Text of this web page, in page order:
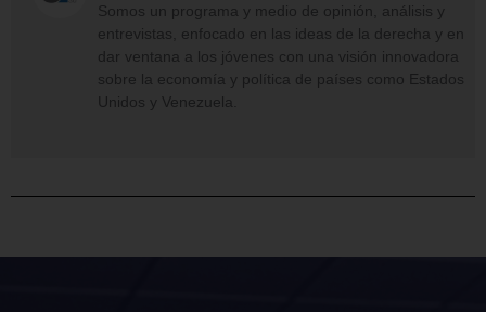
Somos un programa y medio de opinión, análisis y
entrevistas, enfocado en las ideas de la derecha y en
dar ventana a los jóvenes con una visión innovadora
sobre la economía y política de países como Estados
Unidos y Venezuela.